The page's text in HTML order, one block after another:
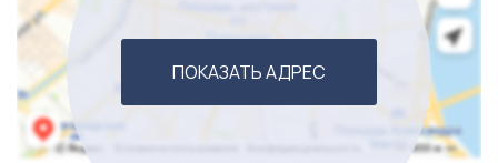
ПОКАЗАТЬ АДРЕС